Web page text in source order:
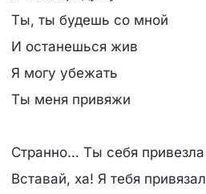
Ты, ты будешь со мной
И останешься жив
Я могу убежать
Ты меня привяжи
Странно… Ты себя привезла
Вставай, ха! Я тебя привязал